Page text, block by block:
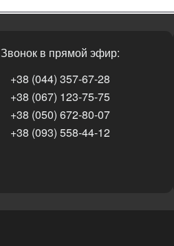
Звонок в прямой эфир:
+38 (044) 357-67-28
+38 (067) 123-75-75
+38 (050) 672-80-07
+38 (093) 558-44-12